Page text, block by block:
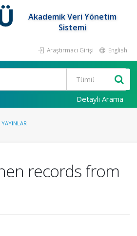
Akademik Veri Yönetim
Sistemi
Araştırmacı Girişi English
Detaylı Arama
YAYINLAR
records from